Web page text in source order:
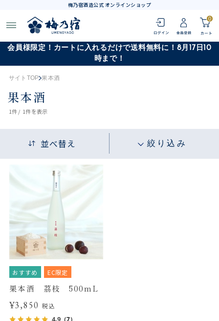
梅乃宿酒造公式 オンラインショップ
0
会員様限定！カートに入れるだけで送料無料に！8月17日10
時まで！
サイトTOP 果本酒
果本酒
1件 / 1件を表示
並べ替え 絞り込み
おすすめ EC限定
果本酒 茘枝 500mL
¥3,850税込
4.9